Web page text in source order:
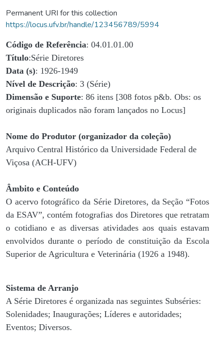
Permanent URI for this collection
https://locus.ufv.br/handle/123456789/5994
Código de Referência: 04.01.01.00
Título:Série Diretores
Data (s): 1926-1949
Nível de Descrição: 3 (Série)
Dimensão e Suporte: 86 itens [308 fotos p&b. Obs: os
originais duplicados não foram lançados no Locus]
Nome do Produtor (organizador da coleção)
Arquivo Central Histórico da Universidade Federal de
Viçosa (ACH-UFV)
Âmbito e Conteúdo
O acervo fotográfico da Série Diretores, da Seção “Fotos
da ESAV”, contém fotografias dos Diretores que retratam
o cotidiano e as diversas atividades aos quais estavam
envolvidos durante o período de constituição da Escola
Superior de Agricultura e Veterinária (1926 a 1948).
Sistema de Arranjo
A Série Diretores é organizada nas seguintes Subséries:
Solenidades; Inaugurações; Líderes e autoridades;
Eventos; Diversos.